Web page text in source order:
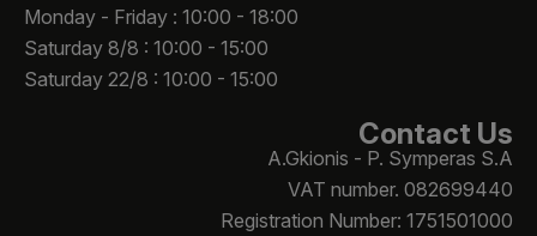
Monday - Friday : 10:00 - 18:00
Saturday 8/8 : 10:00 - 15:00
Saturday 22/8 : 10:00 - 15:00
Contact Us
A.Gkionis - P. Symperas S.A
VAT number. 082699440
Registration Number: 1751501000